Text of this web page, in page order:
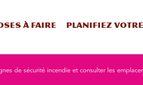
à faire Planifiez votre
de sécurité incendie et consulter les